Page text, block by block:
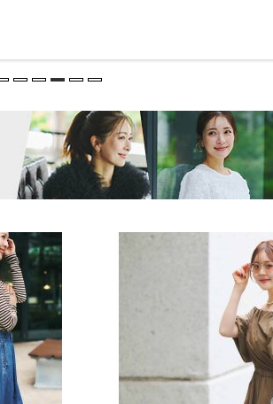
「それどこの？」と褒められる！
可愛すぎる【YSL】の新作「万能ク
リーム」が夏のお守りに
Beauty
26年夏、石井美穂さん厳選の【美
晩の「即効集中ケア」に頼る！
Beauty
40代、顔がオシャレになる「リッ
プの色」は【モーブ】一択！大野
真理子さんおすすめ名品
Beauty
40代は洗顔選びから！石井美穂さ
んの「夏枯れ肌対策」全部見せ
【ハリケア・美白etc.】
【
別
梅
で
だ
【
ケ
【